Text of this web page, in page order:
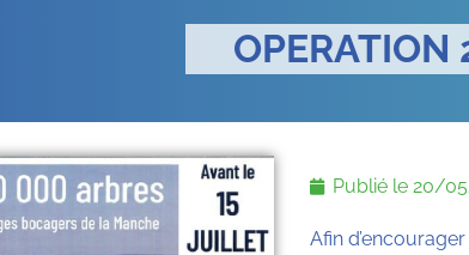
OPERATION
Publié le20/
Afin